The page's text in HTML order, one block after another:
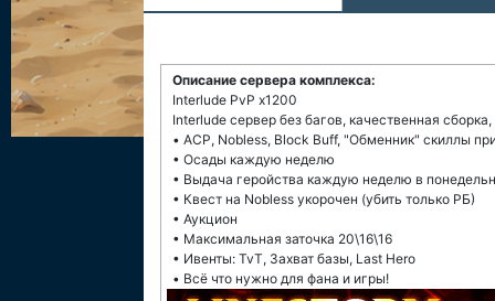
Описание сервера комплекса:
Interlude PvP x1200
Interlude сервер без багов, качественная
• ACP, Nobless, Block Buff, "Обменник" скиллы
• Осады каждую неделю
• Выдача геройства каждую неделю в
• Квест на Nobless укорочен (убить только РБ)
• Аукцион
• Максимальная заточка 20\16\16
• Ивенты: TvT, Захват базы, Last Hero
• Всё что нужно для фана и игры!